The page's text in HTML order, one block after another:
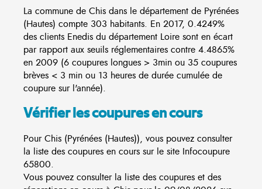
La commune de Chis dans le département de Pyrénées
(Hautes) compte 303 habitants. En 2017, 0.4249%
des clients Enedis du département Loire sont en écart
par rapport aux seuils réglementaires contre 4.4865%
en 2009 (6 coupures longues > 3min ou 35 coupures
brèves < 3 min ou 13 heures de durée cumulée de
coupure sur l'année).
Vérifier les coupures en cours
Pour Chis (Pyrénées (Hautes)), vous pouvez consulter
la liste des coupures en cours sur le site Infocoupure
65800.
Vous pouvez consulter la liste des coupures et des